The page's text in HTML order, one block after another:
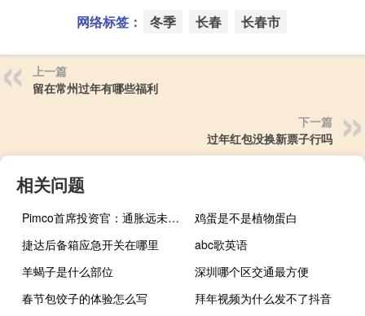
网络标签： 冬季 长春 长春市
上一篇
留在常州过年有哪些福利
下一篇
过年红包没换新票子行吗
相关问题
Pimco首席投资官：通胀远未解决 市场对2024年降息热情过高
鸡蛋是不是植物蛋白
捷达后备箱应急开关在哪里
abc歌英语
羊蝎子是什么部位
深圳哪个区交通最方便
春节包饺子的体验怎么写
拜年视频为什么发不了抖音